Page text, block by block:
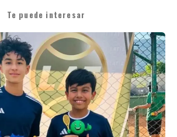
Te puede interesar